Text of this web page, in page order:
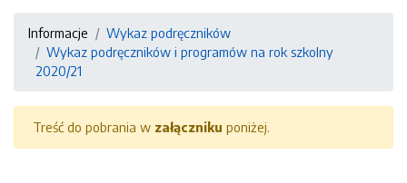
Informacje
Wykaz podręczników
Wykaz podręczników i programów na rok szkolny
2020/21
Treść do pobrania w załączniku poniżej.